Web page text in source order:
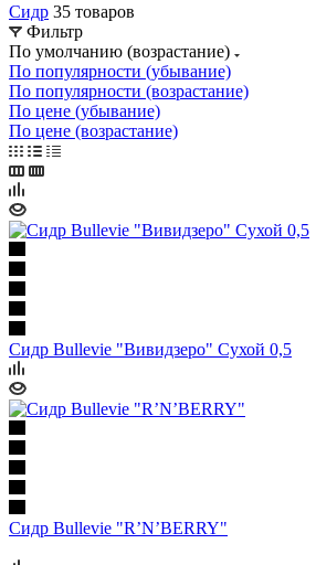
Сидр 35 товаров
Фильтр
По умолчанию (возрастание)
По популярности (убывание)
По популярности (возрастание)
По цене (убывание)
По цене (возрастание)
Сидр Bullevie "Вивидзеро" Сухой 0,5
Сидр Bullevie "R’N’BERRY"